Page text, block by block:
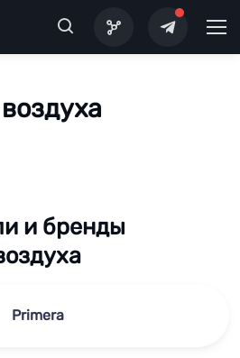
и бренды
Primera